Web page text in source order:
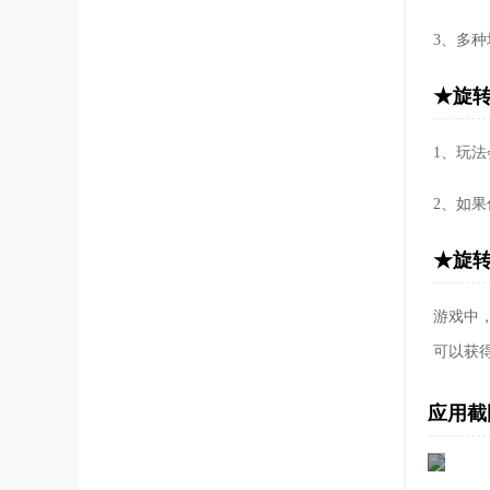
3、多
★旋
1、玩
2、如
★旋
游戏中
可以获
应用